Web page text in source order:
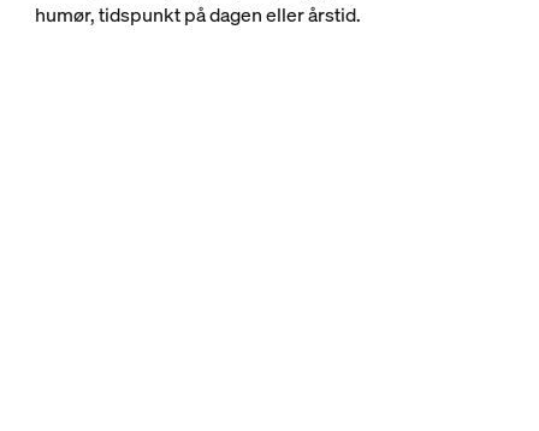
humør, tidspunkt på dagen eller årstid.